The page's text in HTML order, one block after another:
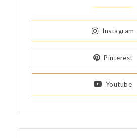
Instagram
Pinterest
Youtube